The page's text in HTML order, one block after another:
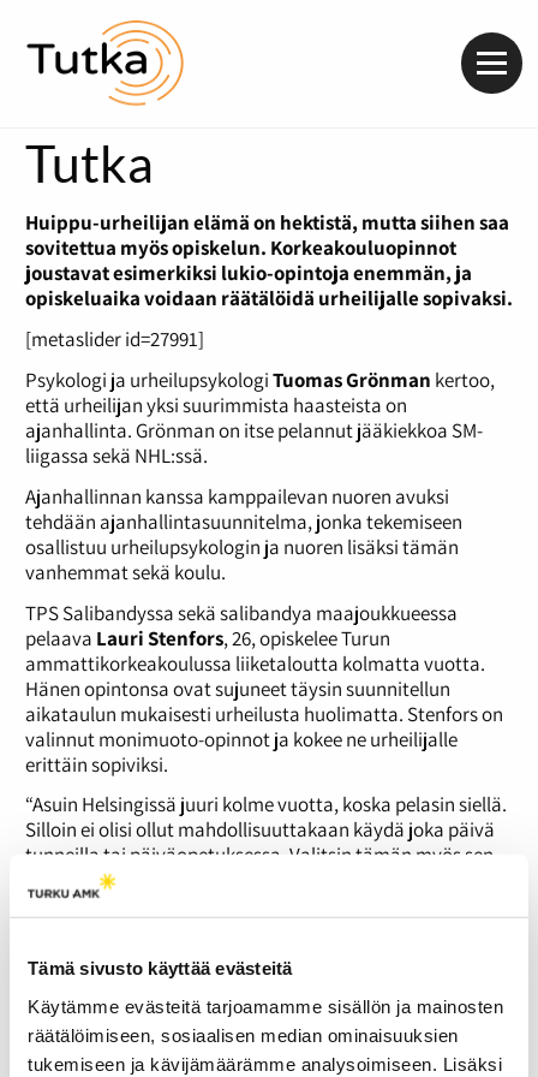
Tämä sivusto käyttää evästeitä
Käytämme evästeitä tarjoamamme sisällön ja mainosten
räätälöimiseen, sosiaalisen median ominaisuuksien
tukemiseen ja kävijämäärämme analysoimiseen. Lisäksi
Tutka
Huippu-urheilijan elämä on hektistä, mutta siihen saa
sovitettua myös opiskelun. Korkeakouluopinnot
joustavat esimerkiksi lukio-opintoja enemmän, ja
opiskeluaika voidaan räätälöidä urheilijalle sopivaksi.
[metaslider id=27991]
Psykologi ja urheilupsykologiTuomas Grönman kertoo,
että urheilijan yksi suurimmista haasteista on
ajanhallinta. Grönman on itse pelannut jääkiekkoa SM-
liigassa sekä NHL:ssä.
Ajanhallinnan kanssa kamppailevan nuoren avuksi
tehdään ajanhallintasuunnitelma, jonka tekemiseen
osallistuu urheilupsykologin ja nuoren lisäksi tämän
vanhemmat sekä koulu.
TPS Salibandyssa sekä salibandya maajoukkueessa
pelaava Lauri Stenfors, 26, opiskelee Turun
ammattikorkeakoulussa liiketaloutta kolmatta vuotta.
Hänen opintonsa ovat sujuneet täysin suunnitellun
aikataulun mukaisesti urheilusta huolimatta. Stenfors on
valinnut monimuoto-opinnot ja kokee ne urheilijalle
erittäin sopiviksi.
“Asuin Helsingissä juuri kolme vuotta, koska pelasin siellä.
Silloin ei olisi ollut mahdollisuuttakaan käydä joka päivä
tunneilla tai päiväopetuksessa. Valitsin tämän myös sen
takia, koska tiesin, etten pääse kouluun joka päivä”,
Stenfors kertoo.
Tapani, 23, valitsi päiväopinnot, mutta kokee
koulunkäynnin joustavaksi.
“Riippuen opettajasta, jotkut ymmärtävät poissaoloni
paremmin. Koulu alkaa aamuisin myöhempään, jotta